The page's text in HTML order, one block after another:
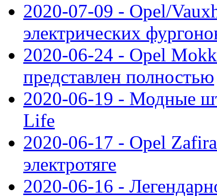
2020-07-09 - Opel/
электрических
2020-06-24 - Opel
представлен полностью
2020-06-19 - Модные
Life
2020-06-17 - Opel
электротяге
2020-06-16 -